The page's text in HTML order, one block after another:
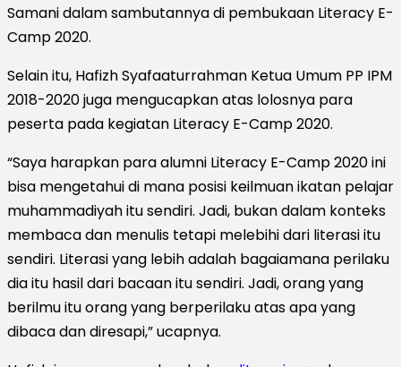
Samani dalam sambutannya di pembukaan Literacy E-
Camp 2020.
Selain itu, Hafizh Syafaaturrahman Ketua Umum PP IPM
2018-2020 juga mengucapkan atas lolosnya para
peserta pada kegiatan Literacy E-Camp 2020.
“Saya harapkan para alumni Literacy E-Camp 2020 ini
bisa mengetahui di mana posisi keilmuan ikatan pelajar
muhammadiyah itu sendiri. Jadi, bukan dalam konteks
membaca dan menulis tetapi melebihi dari literasi itu
sendiri. Literasi yang lebih adalah bagaiamana perilaku
dia itu hasil dari bacaan itu sendiri. Jadi, orang yang
berilmu itu orang yang berperilaku atas apa yang
dibaca dan diresapi,” ucapnya.